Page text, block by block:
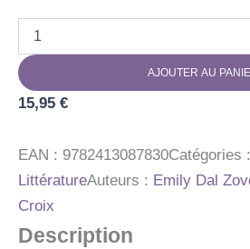
LILA
T09
-
BEAUCOUP,
PASSIONNEMENT
!
-
VOL09
AJOUTER AU
15,95 €
EAN : 9782413087830Catégories :
LittératureAuteurs : Emily Dal
Croix
Description